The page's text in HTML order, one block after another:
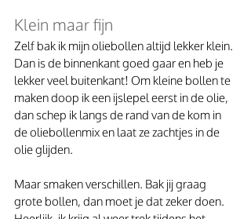
Klein maar fijn
Zelf bak ik mijn oliebollen altijd lekker klein.
Dan is de binnenkant goed gaar en heb je
lekker veel buitenkant! Om kleine bollen te
maken doop ik een ijslepel eerst in de olie,
dan schep ik langs de rand van de kom in
de oliebollenmix en laat ze zachtjes in de
olie glijden.
Maar smaken verschillen. Bak jij graag
grote bollen, dan moet je dat zeker doen.